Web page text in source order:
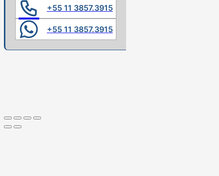
+55 11 3857.3915
+55 11 3857.3915